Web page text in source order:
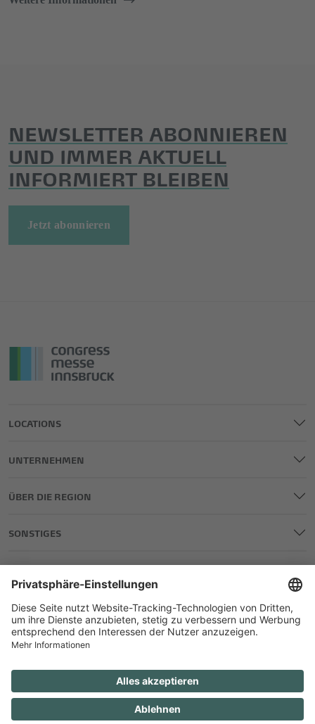
NEWSLETTER ABONNIEREN
UND IMMER AKTUELL
INFORMIERT BLEIBEN
Jetzt abonnieren
LOCATIONS
UNTERNEHMEN
ÜBER DIE REGION
SONSTIGES
IMPRESSUM